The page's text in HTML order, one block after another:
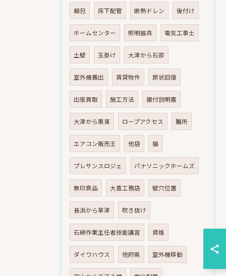
梱包 床下配管 断熱ドレン 後付け
ホームセンター 照明器具 電気工事士
土壁 玉掛け 大津から石部
室外機搬出 賃貸物件 原状回復
出張買取 施工方法 据付説明書
大津から栗東 ロープアクセス 難所
エアコン販売王 他店 猫
プレサンスロジェ パナソニックホームズ
無印良品 大喜工務店 壁穴位置
長浜から草津 吹き抜け
石綿作業主任者技能講習 資格
ダイワハウス 他府県 室外機移動